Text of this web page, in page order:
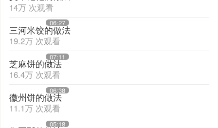
06:27
14万 次观看
07:11
三河米饺的做法
19.2万 次观看
06:38
芝麻饼的做法
16.4万 次观看
05:18
徽州饼的做法
11.1万 次观看